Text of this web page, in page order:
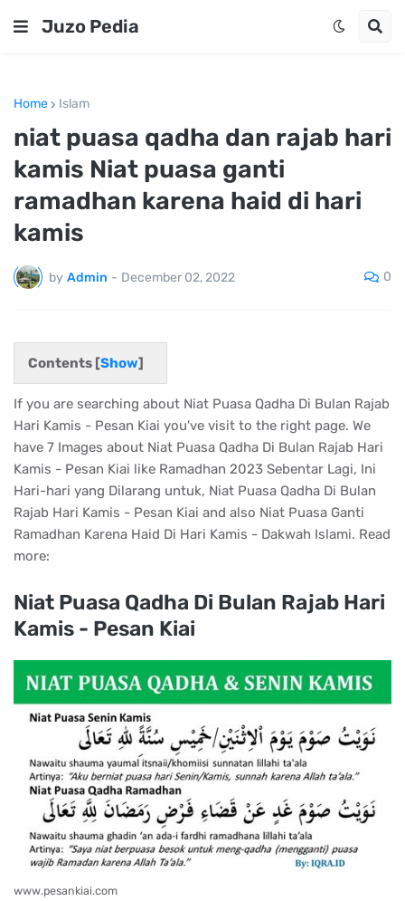
Juzo Pedia
Home Islam
niat puasa qadha dan rajab hari
kamis Niat puasa ganti
ramadhan karena haid di hari
kamis
by Admin - December 02, 2022 0
Contents [Show]
If you are searching about Niat Puasa Qadha Di Bulan Rajab
Hari Kamis - Pesan Kiai you've visit to the right page. We
have 7 Images about Niat Puasa Qadha Di Bulan Rajab Hari
Kamis - Pesan Kiai like Ramadhan 2023 Sebentar Lagi, Ini
Hari-hari yang Dilarang untuk, Niat Puasa Qadha Di Bulan
Rajab Hari Kamis - Pesan Kiai and also Niat Puasa Ganti
Ramadhan Karena Haid Di Hari Kamis - Dakwah Islami. Read
more:
Niat Puasa Qadha Di Bulan Rajab Hari
Kamis - Pesan Kiai
www.pesankiai.com